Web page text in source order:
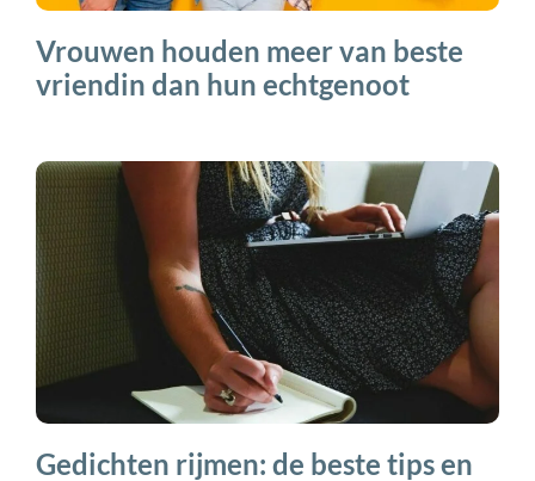
Vrouwen houden meer van beste
vriendin dan hun echtgenoot
Gedichten rijmen: de beste tips en